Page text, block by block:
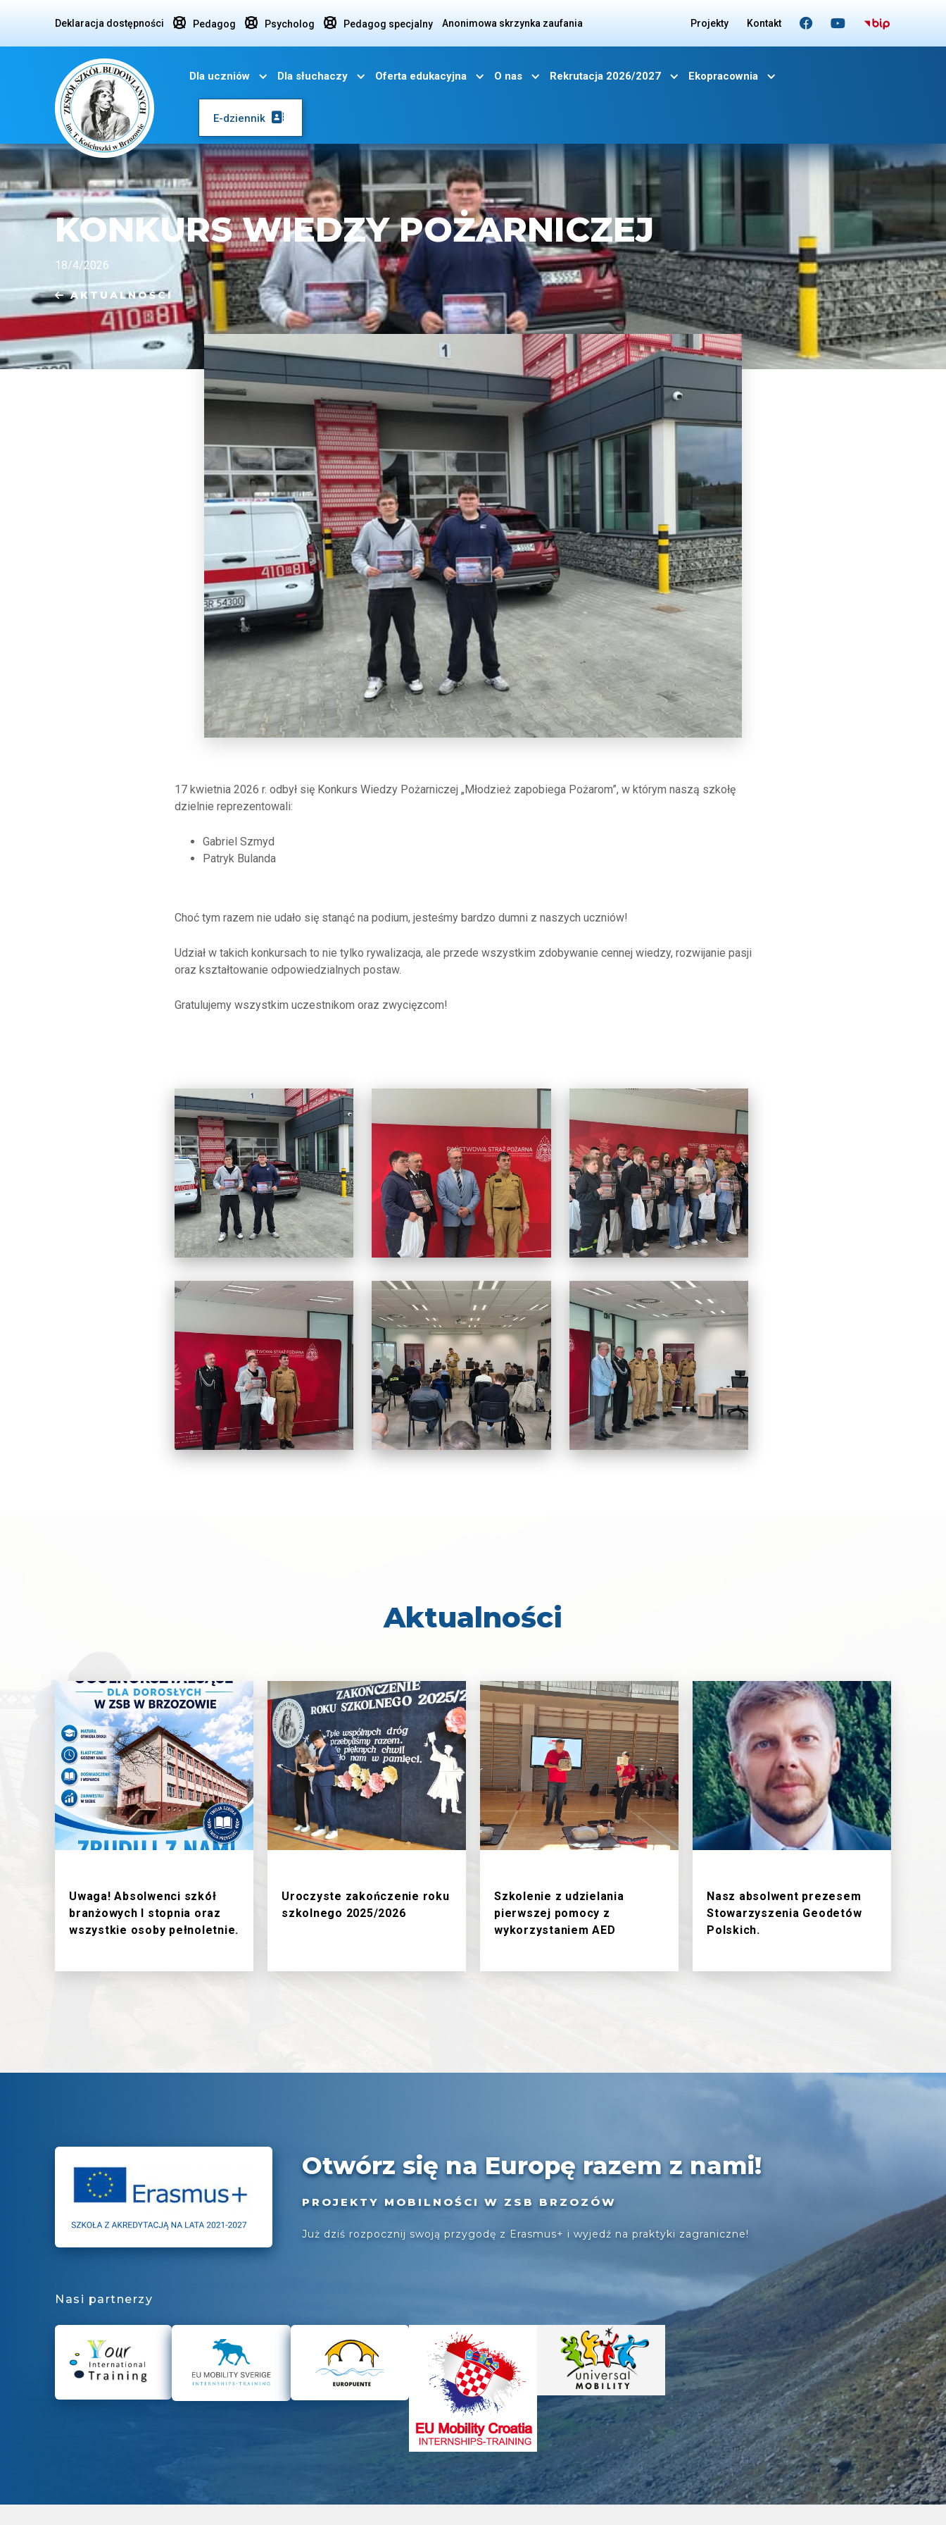
Deklaracja dostępności  Pedagog  Psycholog  Pedagog specjalny Anonimowa skrzynka zaufania Projekty Kontakt  
Dla uczniów Dla słuchaczy Oferta edukacyjna O nas Rekrutacja 2026/2027 Ekopracownia
E-dziennik 
KONKURS WIEDZY POŻARNICZEJ
18/4/2026
 AKTUALNOŚCI
17 kwietnia 2026 r. odbył się Konkurs Wiedzy Pożarniczej „Młodzież zapobiega Pożarom”, w którym naszą szkołę
dzielnie reprezentowali:
Gabriel Szmyd
Patryk Bulanda
Choć tym razem nie udało się stanąć na podium, jesteśmy bardzo dumni z naszych uczniów!
Udział w takich konkursach to nie tylko rywalizacja, ale przede wszystkim zdobywanie cennej wiedzy, rozwijanie pasji
oraz kształtowanie odpowiedzialnych postaw.
Gratulujemy wszystkim uczestnikom oraz zwycięzcom!
Aktualności
Uwaga! Absolwenci szkół
branżowych I stopnia oraz
wszystkie osoby pełnoletnie.
Uroczyste zakończenie roku
szkolnego 2025/2026
Szkolenie z udzielania
pierwszej pomocy z
wykorzystaniem AED
Nasz absolwent prezesem
Stowarzyszenia Geodetów
Polskich.
Otwórz się na Europę razem z nami!
PROJEKTY MOBILNOŚCI W ZSB BRZOZÓW
Już dziś rozpocznij swoją przygodę z Erasmus+ i wyjedź na praktyki zagraniczne!
Nasi partnerzy